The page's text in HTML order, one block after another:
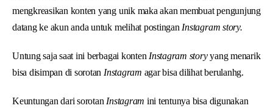
mengkreasikan konten yang unik maka akan membuat pengunjung
datang ke akun anda untuk melihat postingan Instagram story.
Untung saja saat ini berbagai konten Instagram storyyang menarik
bisa disimpan di sorotan Instagram agar bisa dilihat berulanhg.
Keuntungan dari sorotan Instagram ini tentunya bisa digunakan